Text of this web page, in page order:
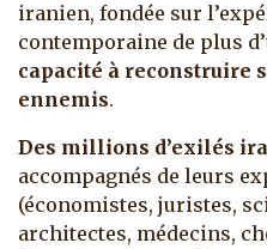
iranien, fondée sur
contemporaine de plus
capacité à reconstruire
ennemis.
Des millions d’exilés
accompagnés de leurs
(économistes, juristes,
architectes, médecins,